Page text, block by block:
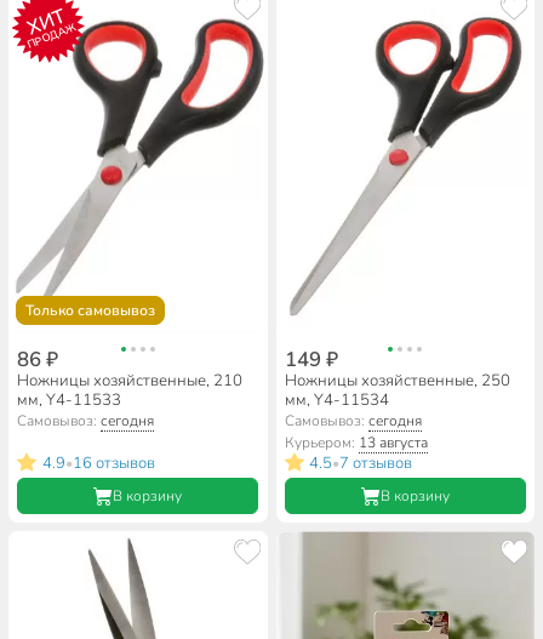
ХИТ
ПРОДАЖ
Только самовывоз
86 ₽
Ножницы хозяйственные, 210
мм, Y4-11533
Самовывоз:сегодня
4.9•16 отзывов
В корзину
149 ₽
Ножницы хозяйственные, 250
мм, Y4-11534
Самовывоз: сегодня
Курьером: 13 августа
4.5•7 отзывов
В корзину